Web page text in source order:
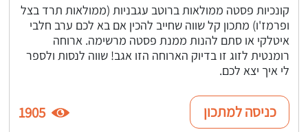
קונכיות פסטה ממולאות ברוטב עגבניות (ממולאות תרד בצל
ופרמז'ו) מתכון קל שווה שחייב להכין אם בא לכם ערב חלבי
איטלקי או סתם להנות ממנת פסטה מרשימה. ארוחה
רומנטית לזוג זו בדיוק הארוחה הזו אגב! שווה לנסות ולספר
לי איך יצא לכם.
כניסה למתכון 1905